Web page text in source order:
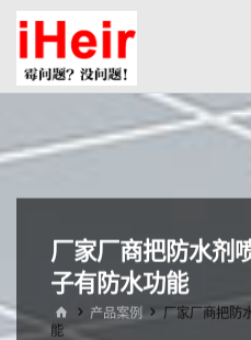
抗
水
剂|
干
厂家厂商把防水剂
子有防水功能
首
页
产品案例
厂家厂商把防
能